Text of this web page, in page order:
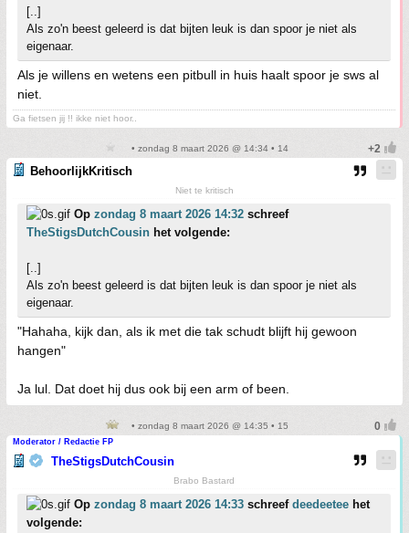
[..]
Als zo'n beest geleerd is dat bijten leuk is dan spoor je niet als
eigenaar.
Als je willens en wetens een pitbull in huis haalt spoor je sws al
niet.
Ga fietsen jij !! ikke niet hoor..
• zondag 8 maart 2026 @ 14:34 • 14
BehoorlijkKritisch
Niet te kritisch
Op zondag 8 maart 2026 14:32 schreef
TheStigsDutchCousin het volgende:
[..]
Als zo'n beest geleerd is dat bijten leuk is dan spoor je niet als
eigenaar.
"Hahaha, kijk dan, als ik met die tak schudt blijft hij gewoon
hangen"
Ja lul. Dat doet hij dus ook bij een arm of been.
• zondag 8 maart 2026 @ 14:35 • 15
Moderator / Redactie FP
TheStigsDutchCousin
Brabo Bastard
Op zondag 8 maart 2026 14:33 schreef deedeetee het
volgende: